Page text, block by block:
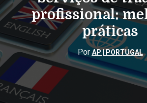
profissional:
práticas
Por AP | PORTUGAL